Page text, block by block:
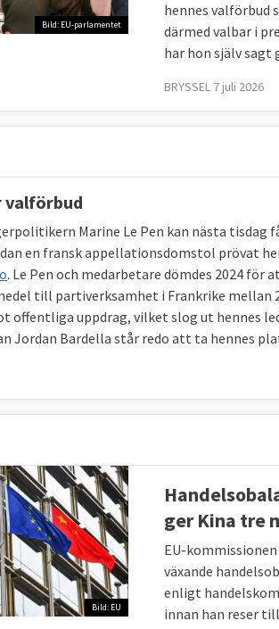
Bild: EU-parlamentet
hennes valförbud
därmed valbar i
har hon själv sagt
BRYSSEL 7 juli 2026
valförbud
Marine Le Pen kan nästa tisdag
en fransk appellationsdomstol prövat
. Le Pen och medarbetare dömdes 2024
till partiverksamhet i Frankrike mellan
offentliga uppdrag, vilket slog ut hennes
Jordan Bardella står redo att ta hennes
Bild: EU
ger Kina tre
EU-
växande
enligt
innan han reser